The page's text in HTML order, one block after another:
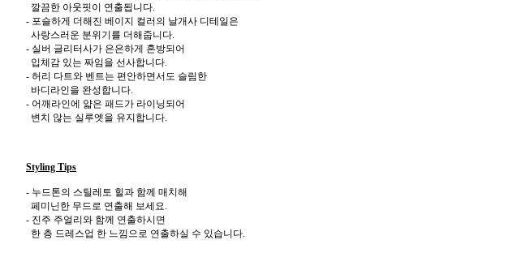
깔끔한 아웃핏이 연출됩니다.
- 포슬하게 더해진 베이지 컬러의 날개사 디테일은
사랑스러운 분위기를 더해줍니다.
- 실버 글리터사가 은은하게 혼방되어
입체감 있는 짜임을 선사합니다.
- 허리 다트와 벤트는 편안하면서도 슬림한
바디라인을 완성합니다.
- 어깨라인에 얇은 패드가 라이닝되어
변치 않는 실루엣을 유지합니다.
Styling Tips
- 누드톤의 스틸레토 힐과 함께 매치해
페미닌한 무드로 연출해 보세요.
- 진주 주얼리와 함께 연출하시면
한 층 드레스업 한 느낌으로 연출하실 수 있습니다.